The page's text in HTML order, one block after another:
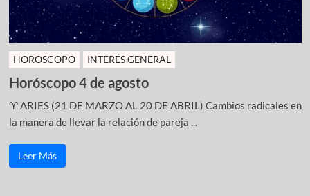
HOROSCOPO INTERÉS GENERAL
Horóscopo 4 de agosto
♈ ARIES (21 DE MARZO AL 20 DE ABRIL) Cambios radicales en
la manera de llevar la relación de pareja ...
Leer Más